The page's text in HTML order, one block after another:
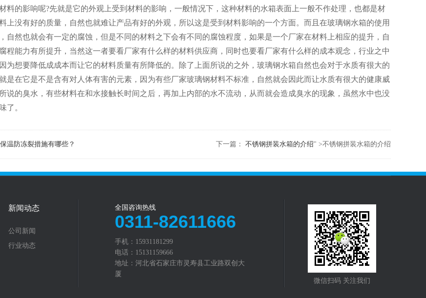
料的影响呢?先就是它的外观上受到材料的影响，一般情况下，这种材料的水箱表面上一般不作处理，也都是材
上没有好的质量，自然也就难让产品有好的外观，所以这是受到材料影响的一个方面。而且在玻璃钢水箱的使用
自然也就会有一定的腐蚀，但是不同的材料之下会有不同的腐蚀程度，如果是一个厂家在材料上相应的提升，自
程能力有所提升，当然这一者要看厂家有什么样的材料供应商，同时也要看厂家有什么样的成本观念，行业之中
为想要降低成成本而让它的材料质量有所降低的。除了上面所说的之外，玻璃钢水箱自然也会对于水质有很大的
是在它是不是含有对人体有害的元素，因为有些厂家玻璃钢材料不标准，自然就会因此而让水质有很大的健康威
说的臭水，有些材料在和水接触长时间之后，再加上内部的水不流动，从而就会造成臭水的现象，虽然水中也没
了。
温防冻裂措施有哪些？ 下一篇： 不锈钢拼装水箱的介绍" >不锈钢拼装水箱的介绍
新闻动态
公司新闻
行业动态
全国咨询热线
0311-82611666
手机：15931181299
电话：15131159666
地址：河北省石家庄市灵寿县工业路双创大
厦
微信扫码 关注我们